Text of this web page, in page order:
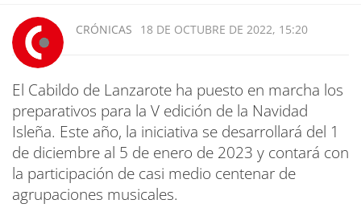
CRÓNICAS 18 DE OCTUBRE DE 2022, 15:20
El Cabildo de Lanzarote ha puesto en marcha los
preparativos para la V edición de la Navidad
Isleña. Este año, la iniciativa se desarrollará del 1
de diciembre al 5 de enero de 2023 y contará con
la participación de casi medio centenar de
agrupaciones musicales.